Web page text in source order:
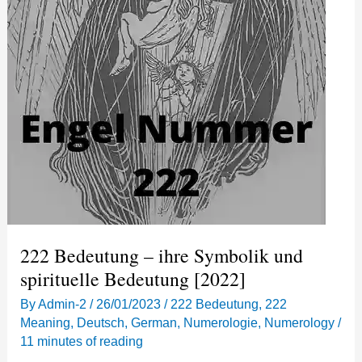
222 Bedeutung – ihre Symbolik und
spirituelle Bedeutung [2022]
ByAdmin-2/ 26/01/2023/ 222 Bedeutung, 222
Meaning, Deutsch,German, Numerologie, Numerology /
11 minutes of reading